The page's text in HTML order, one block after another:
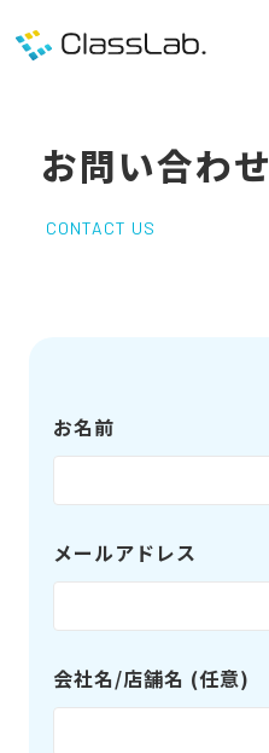
お問い合わせ
CONTACT US
お名前
メールアドレス
会社名/店舗名 (任意)